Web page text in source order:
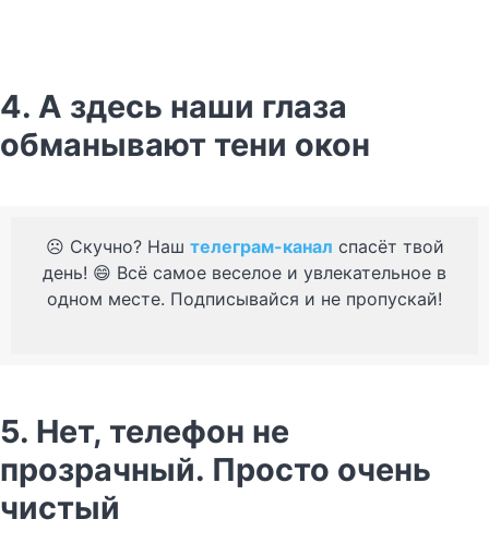
4. А здесь наши глаза
обманывают тени окон
☹️ Скучно? Наш телеграм-канал спасёт твой
день! 😄 Всё самое веселое и увлекательное в
одном месте. Подписывайся и не пропускай!
5. Нет, телефон не
прозрачный. Просто очень
чистый